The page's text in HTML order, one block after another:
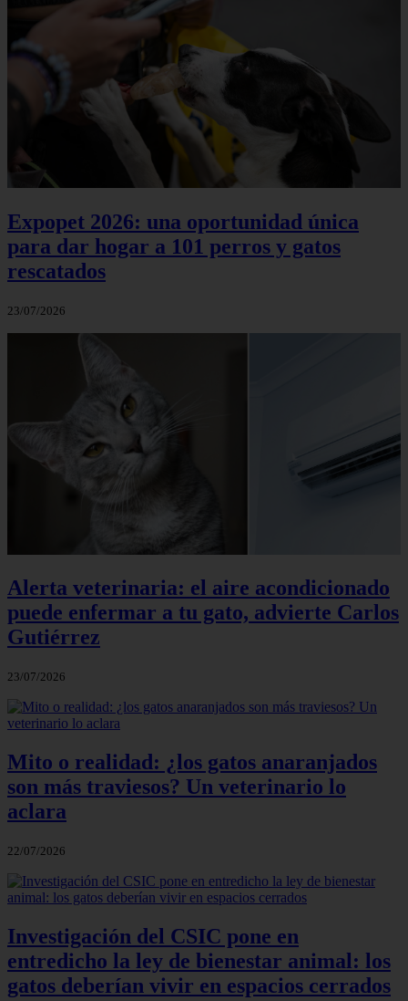
Expopet 2026: una oportunidad única
para dar hogar a 101 perros y gatos
rescatados
23/07/2026
Alerta veterinaria: el aire acondicionado
puede enfermar a tu gato, advierte Carlos
Gutiérrez
23/07/2026
Mito o realidad: ¿los gatos anaranjados
son más traviesos? Un veterinario lo
aclara
22/07/2026
Investigación del CSIC pone en
entredicho la ley de bienestar animal: los
gatos deberían vivir en espacios cerrados